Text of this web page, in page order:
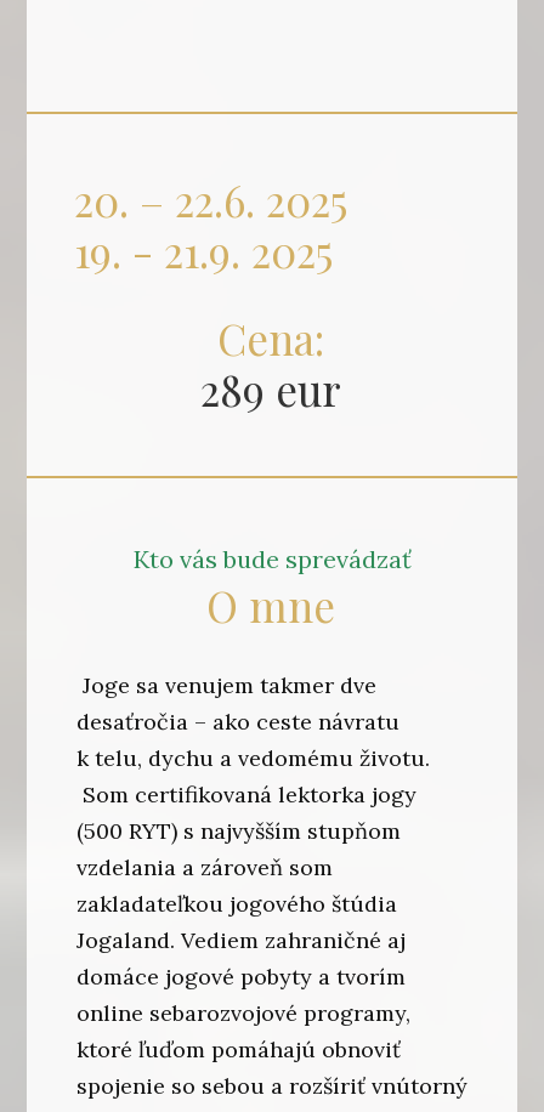
20. – 22.6. 2025
19. - 21.9. 2025
Cena:
289 eur
Kto vás bude sprevádzať
O mne
Joge sa venujem takmer dve
desaťročia – ako ceste návratu
k telu, dychu a vedomému životu.
Som certifikovaná lektorka jogy
(500 RYT) s najvyšším stupňom
vzdelania a zároveň som
zakladateľkou jogového štúdia
Jogaland. Vediem zahraničné aj
domáce jogové pobyty a tvorím
online sebarozvojové programy,
ktoré ľuďom pomáhajú obnoviť
spojenie so sebou a rozšíriť vnútorný